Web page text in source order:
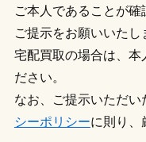
ご本人であることが
ご提示をお願いいたし
宅配買取の場合は、本
ださい。
なお、ご提示いただ
シーポリシーに則り、